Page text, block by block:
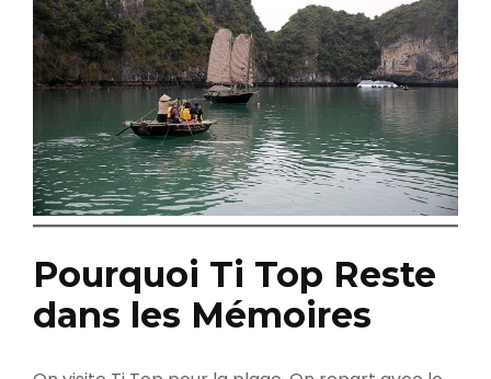
Pourquoi Ti Top Reste
dans les Mémoires